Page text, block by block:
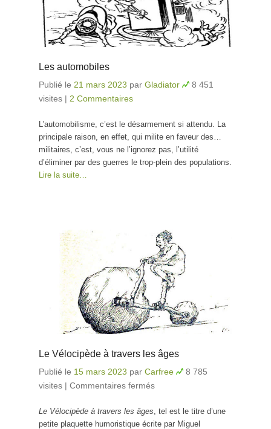
Les automobiles
Publié le 21 mars 2023 par Gladiator
8 451
visites | 2 Commentaires
L’automobilisme, c’est le désarmement si attendu. La
principale raison, en effet, qui milite en faveur des…
militaires, c’est, vous ne l’ignorez pas, l’utilité
d’éliminer par des guerres le trop-plein des populations.
Lire la suite…
Le Vélocipède à travers les âges
Publié le 15 mars 2023 par Carfree
8 785
visites | Commentaires fermés
Le Vélocipède à travers les âges , tel est le titre d’une
petite plaquette humoristique écrite par Miguel